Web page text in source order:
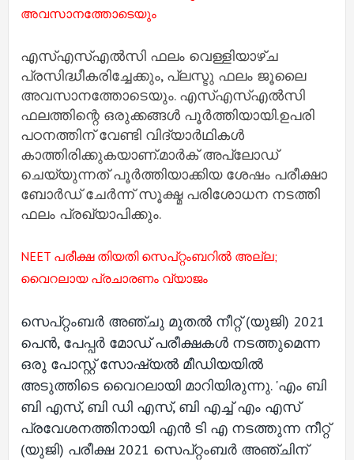
അവസാനത്തോടെയും
എസ്‌എസ്‌എല്‍സി ഫലം വെള്ളിയാഴ്ച
പ്രസിദ്ധീകരിച്ചേക്കും, പ്ലസ്ടു ഫലം ജൂലൈ
അവസാനത്തോടെയും. എസ്‌എസ്‌എല്‍സി
ഫലത്തിന്റെ ഒരുക്കങ്ങള്‍ പൂര്‍ത്തിയായി.ഉപരി
പഠനത്തിന് വേണ്ടി വിദ്യാര്‍ഥികള്‍
കാത്തിരിക്കുകയാണ്.മാര്‍ക് അപ്ലോഡ്
ചെയ്യുന്നത് പൂര്‍ത്തിയാക്കിയ ശേഷം പരീക്ഷാ
ബോര്‍ഡ് ചേര്‍ന്ന് സൂക്ഷ്മ പരിശോധന നടത്തി
ഫലം പ്രഖ്യാപിക്കും.
NEET പരീക്ഷ തിയതി സെപ്റ്റംബറില്‍ അല്ല;
വൈറലായ പ്രചാരണം വ്യാജം
സെപ്റ്റംബര്‍ അഞ്ചു മുതല്‍ നീറ്റ് (യുജി) 2021
പെന്‍, പേപ്പര്‍ മോഡ് പരീക്ഷകള്‍ നടത്തുമെന്ന
ഒരു പോസ്റ്റ് സോഷ്യല്‍ മീഡിയയില്‍
അടുത്തിടെ വൈറലായി മാറിയിരുന്നു. 'എം‌ ബി‌
ബി‌ എസ്, ബി ‌ഡി ‌എസ്, ബി‌ എച്ച്‌ എം‌ എസ്
പ്രവേശനത്തിനായി എന്‍ ടി എ നടത്തുന്ന നീറ്റ്
(യുജി) പരീക്ഷ 2021 സെപ്റ്റംബര്‍ അഞ്ചിന്